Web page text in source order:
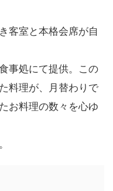
客室と本格会席が自
事処にて提供。この
料理が、月替わりで
お料理の数々を心ゆ